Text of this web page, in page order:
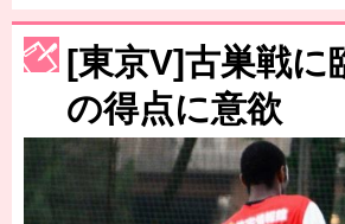
［3230号］世界一への夢は終わらない
［3223号］一丸。日本出陣
［3222号］史上最大のW杯開幕 注目は「個
長谷川 アーリアジャスールさんがシンポ
[東京V]古巣戦に
の得点に意欲